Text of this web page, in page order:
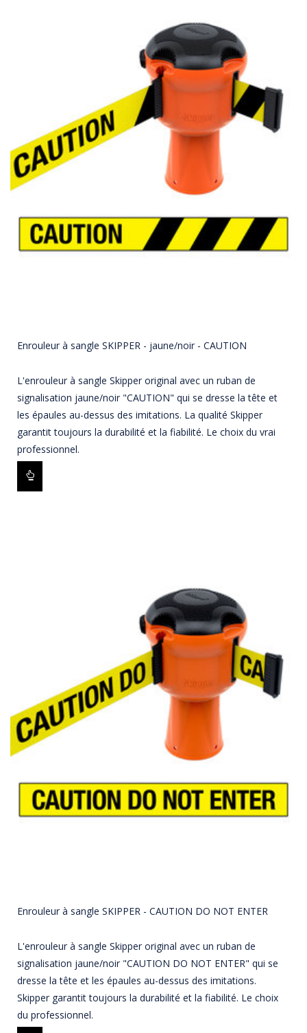
Enrouleur à sangle SKIPPER - jaune/noir - CAUTION
L'enrouleur à sangle Skipper original avec un ruban de
signalisation jaune/noir "CAUTION" qui se dresse la tête et
les épaules au-dessus des imitations. La qualité Skipper
garantit toujours la durabilité et la fiabilité. Le choix du vrai
professionnel.
Enrouleur à sangle SKIPPER - CAUTION DO NOT ENTER
L'enrouleur à sangle Skipper original avec un ruban de
signalisation jaune/noir "CAUTION DO NOT ENTER" qui se
dresse la tête et les épaules au-dessus des imitations.
Skipper garantit toujours la durabilité et la fiabilité. Le choix
du professionnel.